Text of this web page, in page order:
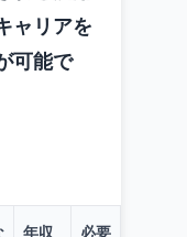
ャリアを
可能で
年収
必要